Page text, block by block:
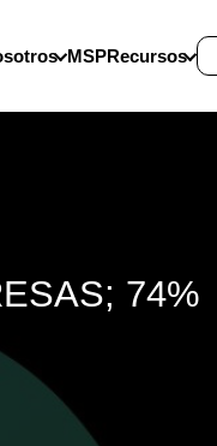
MSPRecursos
74%